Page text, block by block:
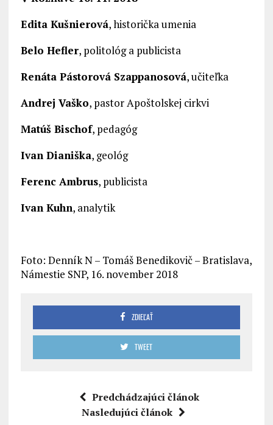
Edita Kušnierová, historička umenia
Belo Hefler, politológ a publicista
Renáta Pástorová Szappanosová, učiteľka
Andrej Vaško, pastor Apoštolskej cirkvi
Matúš Bischof, pedagóg
Ivan Dianiška, geológ
Ferenc Ambrus, publicista
Ivan Kuhn, analytik
Foto: Denník N – Tomáš Benedikovič – Bratislava,
Námestie SNP, 16. november 2018
ZDIEĽAŤ
TWEET
Predchádzajúci článok
Nasledujúci článok